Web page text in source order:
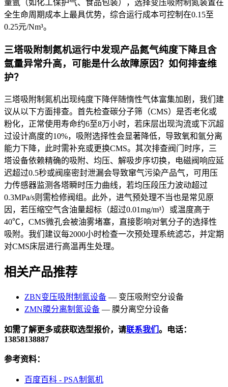
量氩（如化工保护气、食品包装），选择变压吸附制氮装置在
全生命周期成本上最具优势，综合运行成本可控制在0.15至
0.25元/Nm³。
三塔吸附制氮机运行中发现产品氮气纯度下降且含
氩量异常升高，可能是什么故障原因？如何排查维
护？
三塔吸附制氮机出现纯度下降伴随惰性气体富集加剧，我们建
议从以下方面排查。首先检查碳分子筛（CMS）是否老化或
粉化，正常使用寿命约6至8万小时，若床层出现沟流或下沉超
过设计高度的10%，吸附选择性会显著降低，导致氧和氩分离
能力下降，此时需补充或更换CMS。其次排查阀门时序，三
塔设备依赖精确的吸附、均压、解吸步序切换，电磁阀响应延
迟超过0.5秒或阀座密封泄漏会导致窜气污染产品气，可用压
力传感器监测各塔瞬时压力曲线，若均压段压力波动超过
0.3MPa/s则需检修阀组。此外，进气预处理不当也是常见原
因，若压缩空气含油量超标（超过0.01mg/m³）或温度高于
40℃，CMS微孔会被油雾堵塞，直接影响对氧分子的选择性
吸附。我们建议每2000小时检查一次预处理系统滤芯，并定期
对CMS床层进行高温再生处理。
相关产品推荐
ZBN变压吸附制氮设备 — 变压吸附空分设备
ZMN膜分离制氮设备 — 膜分离空分设备
如需了解更多或获取选型报价，请联系我们 。电话：
13858138887
参考资料：
百度百科 - PSA制氮机